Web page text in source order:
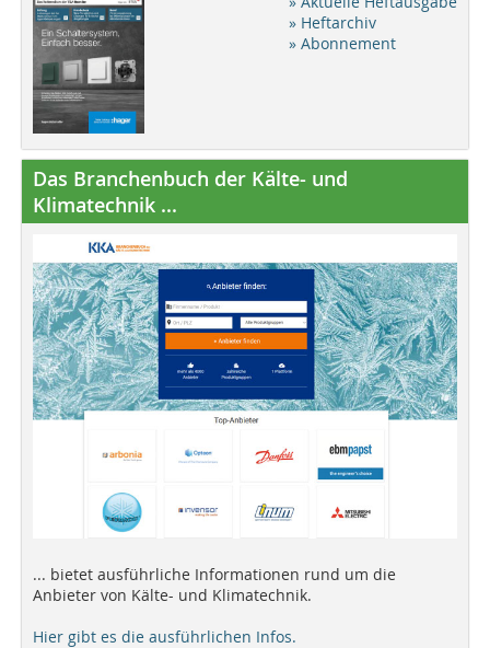
» Heftarchiv
» Abonnement
Das Branchenbuch der Kälte- und
Klimatechnik ...
... bietet ausführliche Informationen rund um die
Anbieter von Kälte- und Klimatechnik.
Hier gibt es die ausführlichen Infos.